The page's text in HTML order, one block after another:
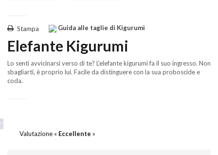
Guida alle taglie di Kigurumi
Stampa
Elefante Kigurumi
Lo senti avvicinarsi verso di te? L'elefante kigurumi fa il suo ingresso. Non
sbagliarti, è proprio lui. Facile da distinguere con la sua proboscide e
coda.
Valutazione « Eccellente »